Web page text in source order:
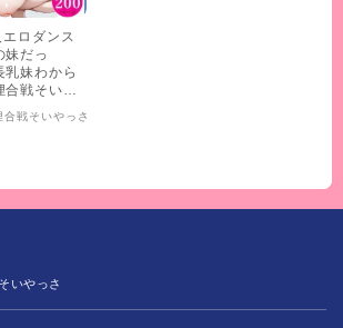
ロダンス
妹だっ
乳妹わから
戦そいや
合戦そいやっさ
いやっさ